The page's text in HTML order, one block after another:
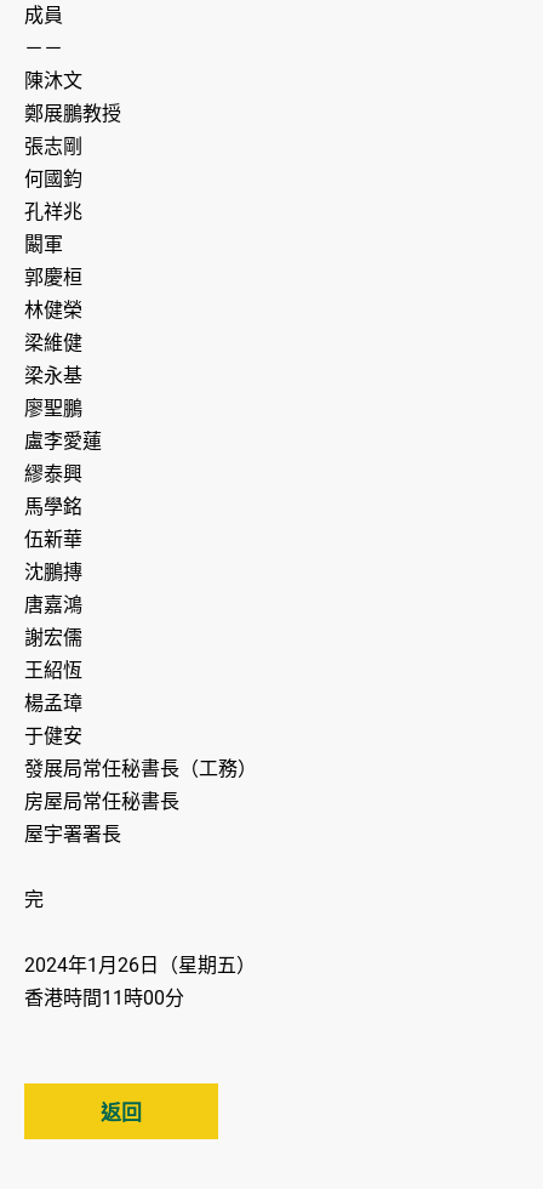
成員
－－
陳沐文
鄭展鵬教授
張志剛
何國鈞
孔祥兆
闞軍
郭慶桓
林健榮
梁維健
梁永基
廖聖鵬
盧李愛蓮
繆泰興
馬學銘
伍新華
沈鵬摶
唐嘉鴻
謝宏儒
王紹恆
楊孟璋
于健安
發展局常任秘書長（工務）
房屋局常任秘書長
屋宇署署長
完
2024年1月26日（星期五）
香港時間11時00分
返回